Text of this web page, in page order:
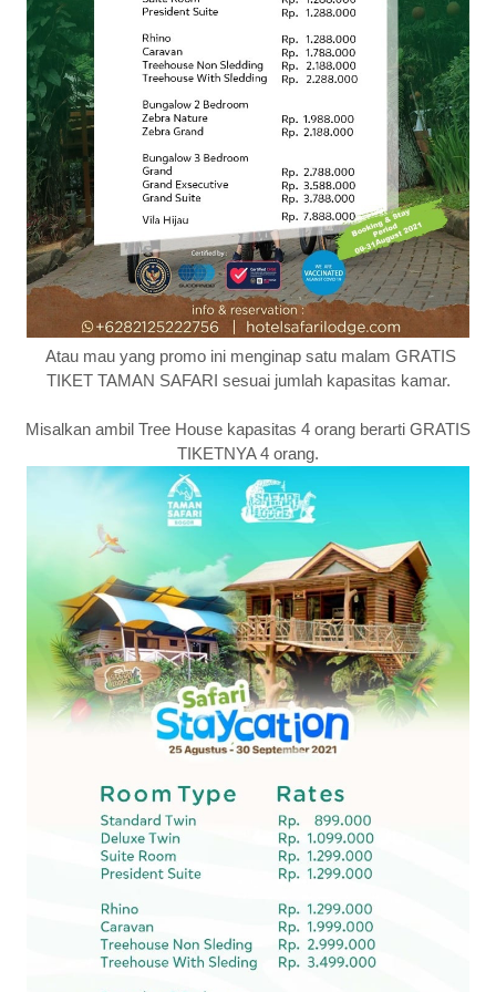
Atau mau yang promo ini menginap satu malam GRATIS
TIKET TAMAN SAFARI sesuai jumlah kapasitas kamar.
Misalkan ambil Tree House kapasitas 4 orang berarti GRATIS
TIKETNYA 4 orang.